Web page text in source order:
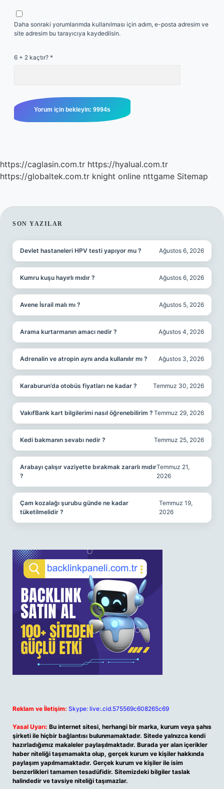
Daha sonraki yorumlarımda kullanılması için adım, e-posta adresim ve
site adresim bu tarayıcıya kaydedilsin.
6 + 2 kaçtır? *
https://caglasin.com.tr https://hyalual.com.tr
https://globaltek.com.tr knight online nttgame Sitemap
SIDEBAR
SON YAZILAR
Devlet hastaneleri HPV testi yapıyor mu ? Ağustos 6, 2026
Kumru kuşu hayırlı mıdır ? Ağustos 6, 2026
Avene İsrail malı mı ? Ağustos 5, 2026
Arama kurtarmanın amacı nedir ? Ağustos 4, 2026
Adrenalin ve atropin aynı anda kullanılır mı ? Ağustos 3, 2026
Karaburun’da otobüs fiyatları ne kadar ? Temmuz 30, 2026
VakıfBank kart bilgilerimi nasıl öğrenebilirim ? Temmuz 29, 2026
Kedi bakmanın sevabı nedir ? Temmuz 25, 2026
Arabayı çalışır vaziyette bırakmak zararlı mıdır
?
Temmuz 21,
2026
Çam kozalağı şurubu günde ne kadar
tüketilmelidir ?
Temmuz 19,
2026
Reklam ve İletişim: Skype: live:.cid.575569c608265c69
Yasal Uyarı: Bu internet sitesi, herhangi bir marka, kurum veya şahıs
şirketi ile hiçbir bağlantısı bulunmamaktadır. Sitede yalnızca kendi
hazırladığımız makaleler paylaşılmaktadır. Burada yer alan içerikler
haber niteliği taşımamakta olup, gerçek kurum ve kişiler hakkında
paylaşım yapılmamaktadır. Gerçek kurum ve kişiler ile isim
benzerlikleri tamamen tesadüfidir. Sitemizdeki bilgiler taslak
halindedir ve tavsiye niteliği taşımazlar.